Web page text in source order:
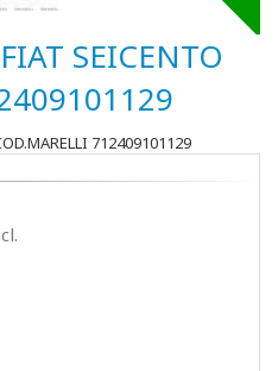
SEICENTO
712409101129